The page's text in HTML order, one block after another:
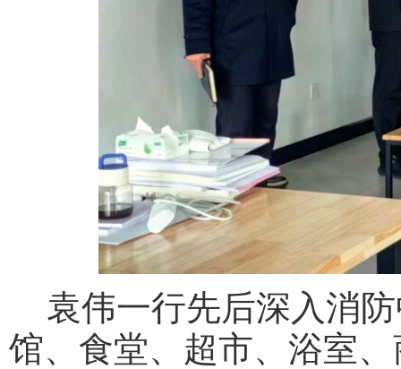
袁伟一行先后深入消
馆、食堂、超市、浴室